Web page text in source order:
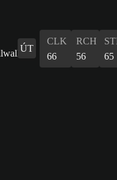
ÚT
CLK
66
RCH
56
65